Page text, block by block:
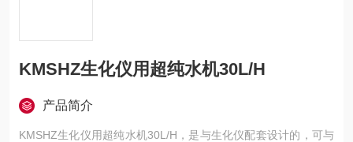
KMSHZ生化仪用超纯水机30L/H
产品简介
KMSHZ生化仪用超纯水机30L/H，是与生化仪配套设计的，可与